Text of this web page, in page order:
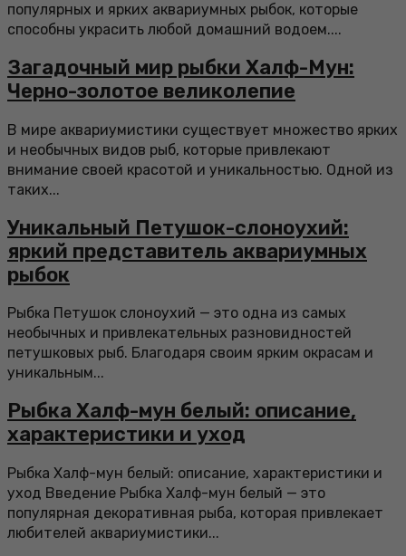
популярных и ярких аквариумных рыбок, которые
способны украсить любой домашний водоем....
Загадочный мир рыбки Халф-Мун:
Черно-золотое великолепие
В мире аквариумистики существует множество ярких
и необычных видов рыб, которые привлекают
внимание своей красотой и уникальностью. Одной из
таких...
Уникальный Петушок-слоноухий:
яркий представитель аквариумных
рыбок
Рыбка Петушок слоноухий — это одна из самых
необычных и привлекательных разновидностей
петушковых рыб. Благодаря своим ярким окрасам и
уникальным...
Рыбка Халф-мун белый: описание,
характеристики и уход
Рыбка Халф-мун белый: описание, характеристики и
уход Введение Рыбка Халф-мун белый — это
популярная декоративная рыба, которая привлекает
любителей аквариумистики...